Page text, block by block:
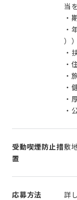
当
・
・
））
・
・
・
・
・
・
受動喫煙防止措
置
敷
応募方法
詳